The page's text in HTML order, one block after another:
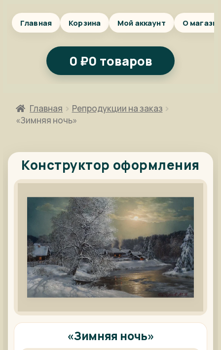
Главная Корзина Мой аккаунт О
0 ₽0 товаров
Главная
Репродукции на заказ
«Зимняя ночь»
Конструктор оформления
«Зимняя ночь»